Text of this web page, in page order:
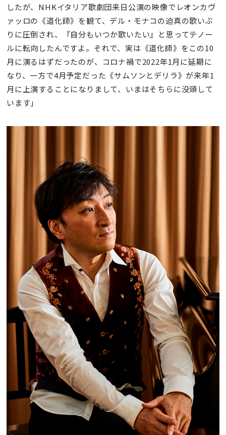
したが、NHKイタリア歌劇団来日公演の映像でレオンカヴ
ァッロの《道化師》を観て、デル・モナコの迫真の歌いぶ
りに圧倒され、『自分もいつか歌いたい』と思ってテノー
ルに転向したんですよ。それで、実は《道化師》をこの10
月に演るはずだったのが、コロナ禍で2022年1月に延期に
なり、一方で4月予定だった《サムソンとデリラ》が来年1
月に上演することになりまして、いまはそちらに没頭して
います」